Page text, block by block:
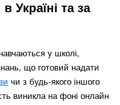
Україні та за
у школі,
що готовий надати
чи з будь-якого іншого
виникла на фоні онлайн